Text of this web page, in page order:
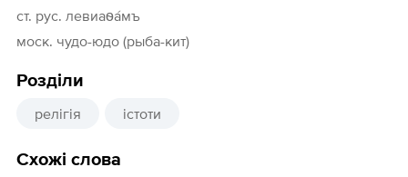
ст. рус. левиаѳа́мъ
моск. чудо-юдо (рыба-кит)
Розділи
релігія істоти
Схожі слова